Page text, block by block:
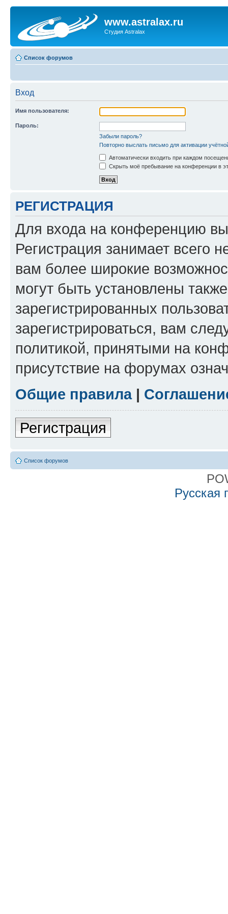
www.astralax.ru
Студия Astralax
Список форумов
Вход
Имя пользователя:
Пароль:
Забыли пароль?
Повторно выслать письмо для активации
Автоматически входить при каждом
Скрыть моё пребывание на конференции в
РЕГИСТРАЦИЯ
Для входа на конференцию
Регистрация занимает всего
вам более широкие
могут быть установлены
зарегистрированных
зарегистрироваться, вам
политикой, принятыми на
присутствие на форумах
Общие правила|
Регистрация
Список форумов
Русская